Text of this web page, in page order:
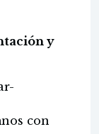
y
con